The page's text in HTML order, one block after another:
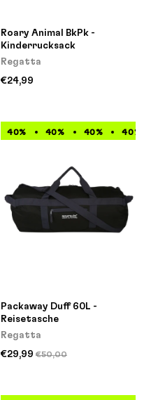
Roary Animal BkPk -
Kinderrucksack
Regatta
€24,99
40% 40% 40% 40%
Packaway Duff 60L -
Reisetasche
Regatta
€29,99 €50,00